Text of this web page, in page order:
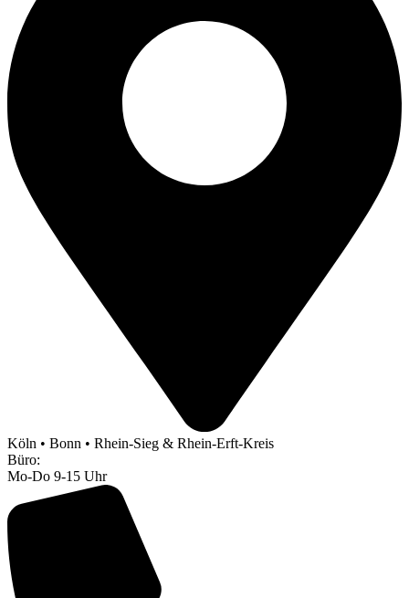
Köln • Bonn • Rhein-Sieg & Rhein-Erft-Kreis
Büro:
Mo-Do 9-15 Uhr